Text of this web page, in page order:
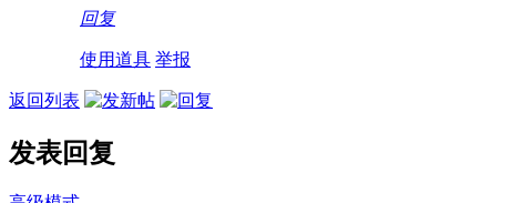
回复
使用道具 举报
返回列表
发表回复